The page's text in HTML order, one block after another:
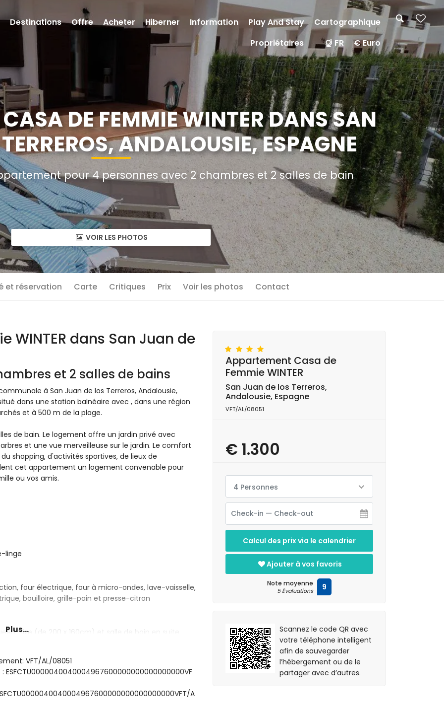
DE FEMMIE WINTER DANS SAN
ANDALOUSIE, ESPAGNE
pour 4 personnes avec 2 chambres et 2 salles de bain
VOIR LES PHOTOS
et réservation Carte Critiques Prix Voir les photos Contact
WINTER dans San Juan de
et 2 salles de bains
à San Juan de los Terreros, Andalousie,
dans une station balnéaire avec , dans une région
et à 500 m de la plage.
de bain. Le logement offre un jardin privé avec
et une vue merveilleuse sur le jardin. Le comfort
shopping, d'activités sportives, de lieux de
cet appartement un logement convenable pour
ou vos amis.
linge
four électrique, four à micro-ondes, lave-vaisselle,
bouilloire, grille-pain et presse-citron
size (de 200 x 160cm) et salle de bain en suite
toilette et sèche-cheveux
toilette
Plus...
VFT/AL/08051
A
Appartement Casa de
Femmie WINTER
San Juan de los Terreros,
Andalousie, Espagne
VFT/AL/08051
€ 1.300
4 Personnes
Calcul des prix via le calendrier
Ajouter à vos favoris
Note moyenne
5 Évaluations 9
Scannez le code QR avec
votre téléphone intelligent
afin de sauvegarder
l’hébergement ou de le
partager avec d’autres.
Destinations Offre Acheter Hiberner Information Play And Stay
Cartographique
Propriétaires
FR € Euro